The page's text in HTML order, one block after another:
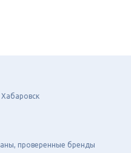
проверенные бренды